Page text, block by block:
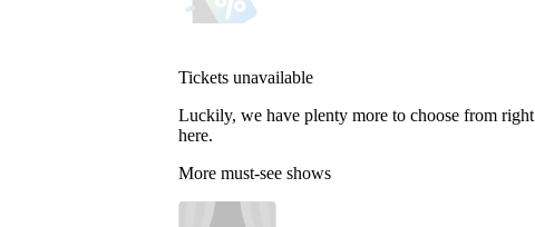
Tickets unavailable
Luckily, we have plenty more to choose from right
here.
More must-see shows